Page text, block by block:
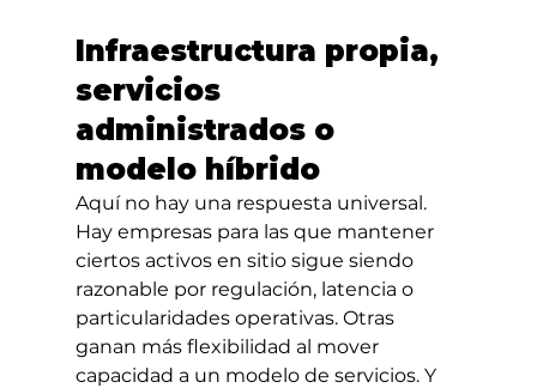
Infraestructura propia,
servicios
administrados o
modelo híbrido
Aquí no hay una respuesta universal.
Hay empresas para las que mantener
ciertos activos en sitio sigue siendo
razonable por regulación, latencia o
particularidades operativas. Otras
ganan más flexibilidad al mover
capacidad a un modelo de servicios. Y